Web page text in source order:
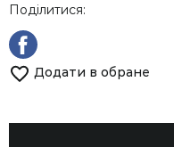
Поділитися:
Додати в обране